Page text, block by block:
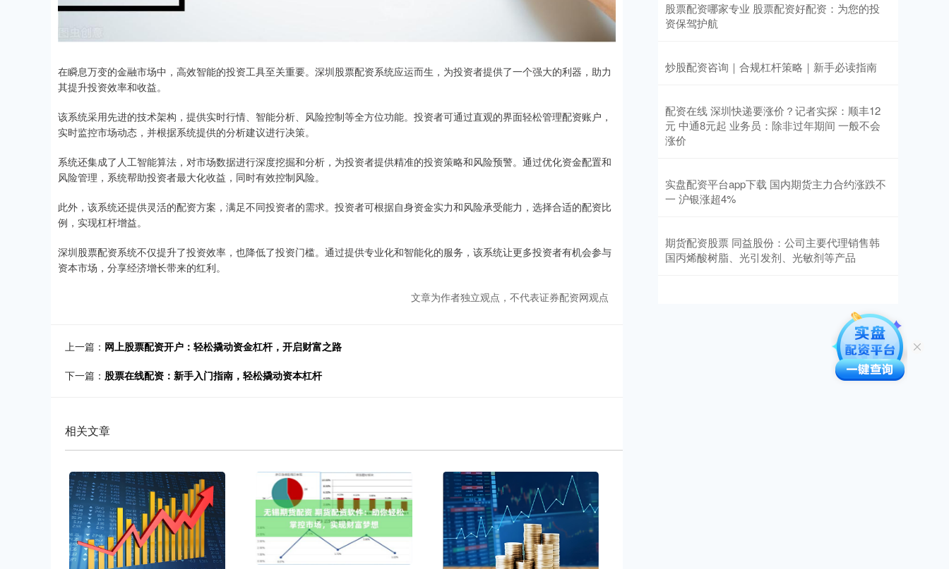
在瞬息万变的金融市场中，高效智能的投资工具至关重要。深圳股票配资系统应运而生，为投资者提供了一个强大的利器，助力
其提升投资效率和收益。
该系统采用先进的技术架构，提供实时行情、智能分析、风险控制等全方位功能。投资者可通过直观的界面轻松管理配资账户，
实时监控市场动态，并根据系统提供的分析建议进行决策。
系统还集成了人工智能算法，对市场数据进行深度挖掘和分析，为投资者提供精准的投资策略和风险预警。通过优化资金配置和
风险管理，系统帮助投资者最大化收益，同时有效控制风险。
此外，该系统还提供灵活的配资方案，满足不同投资者的需求。投资者可根据自身资金实力和风险承受能力，选择合适的配资比
例，实现杠杆增益。
深圳股票配资系统不仅提升了投资效率，也降低了投资门槛。通过提供专业化和智能化的服务，该系统让更多投资者有机会参与
资本市场，分享经济增长带来的红利。
文章为作者独立观点，不代表证券配资网观点
上一篇： 网上股票配资开户：轻松撬动资金杠杆，开启财富之路
下一篇： 股票在线配资：新手入门指南，轻松撬动资本杠杆
相关文章
股票配资哪家专业 股票配资好配资：为您的投
资保驾护航
炒股配资咨询｜合规杠杆策略｜新手必读指南
配资在线 深圳快递要涨价？记者实探：顺丰12
元 中通8元起 业务员：除非过年期间 一般不会
涨价
实盘配资平台app下载 国内期货主力合约涨跌不
一 沪银涨超4%
期货配资股票 同益股份：公司主要代理销售韩
国丙烯酸树脂、光引发剂、光敏剂等产品